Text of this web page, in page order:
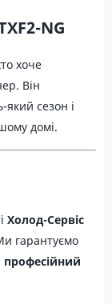
NG
хоче
Він
який сезон і
домі.
Холод-Сервіс
гарантуємо
професійний